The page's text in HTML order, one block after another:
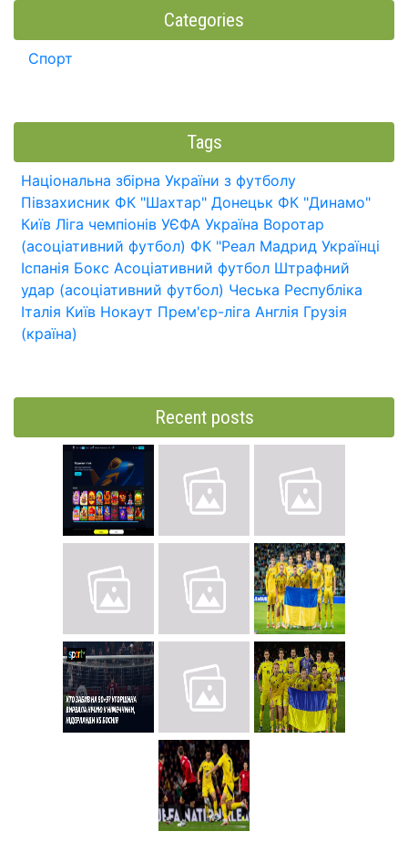
Categories
Спорт
Tags
Національна збірна України з футболу
Півзахисник ФК "Шахтар" Донецьк ФК "Динамо"
Київ Ліга чемпіонів УЄФА Україна Воротар
(асоціативний футбол) ФК "Реал Мадрид Українці
Іспанія Бокс Асоціативний футбол Штрафний
удар (асоціативний футбол) Чеська Республіка
Італія Київ Нокаут Прем'єр-ліга Англія Грузія
(країна)
Recent posts